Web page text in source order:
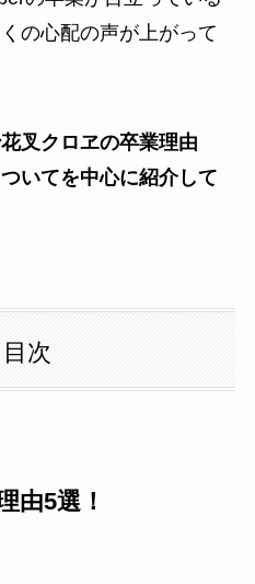
の心配の声が上がって
叉クロヱの卒業理由
いてを中心に紹介して
目次
由5選！